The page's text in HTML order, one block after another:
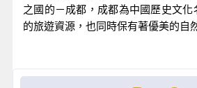
之國的－成都，成都為中國歷史文
的旅遊資源，也同時保有著優美的自